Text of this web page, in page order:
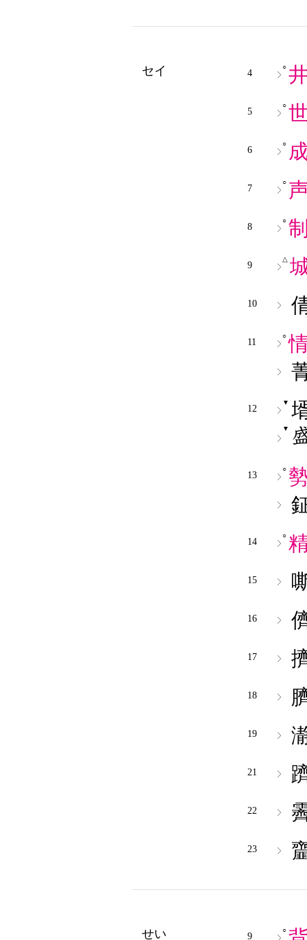
セイ 4
○
5
○
6
○
7
○
8
○ 制
9
△
10
11
○
12
▼
▼
13
○
14
○
15
16
17
18
19
21
22
23
せい 9
○